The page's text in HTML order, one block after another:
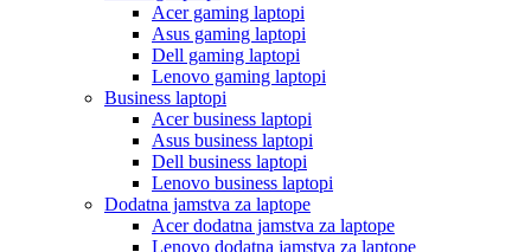
Acer gaming laptopi
Asus gaming laptopi
Dell gaming laptopi
Lenovo gaming laptopi
Business laptopi
Acer business laptopi
Asus business laptopi
Dell business laptopi
Lenovo business laptopi
Dodatna jamstva za laptope
Acer dodatna jamstva za laptope
Lenovo dodatna jamstva za laptope